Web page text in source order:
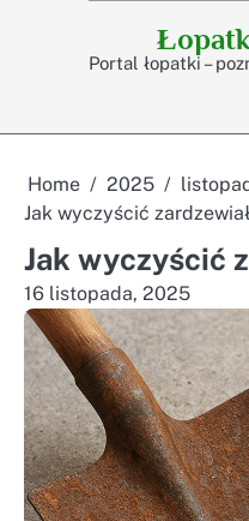
Portal łopatki –
Home 2025
Jak wyczyścić
Jak wyczyścić
16 listopada, 2025